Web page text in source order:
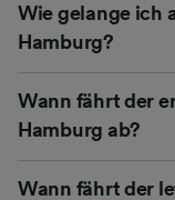
Wie gelange ich
Hamburg?
Wann fährt der
Hamburg ab?
Wann fährt der